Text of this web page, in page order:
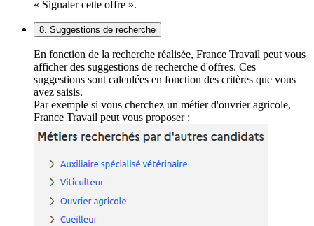
« Signaler cette offre ».
8. Suggestions de recherche
En fonction de la recherche réalisée, France Travail peut vous
afficher des suggestions de recherche d'offres. Ces
suggestions sont calculées en fonction des critères que vous
avez saisis.
Par exemple si vous cherchez un métier d'ouvrier agricole,
France Travail peut vous proposer :